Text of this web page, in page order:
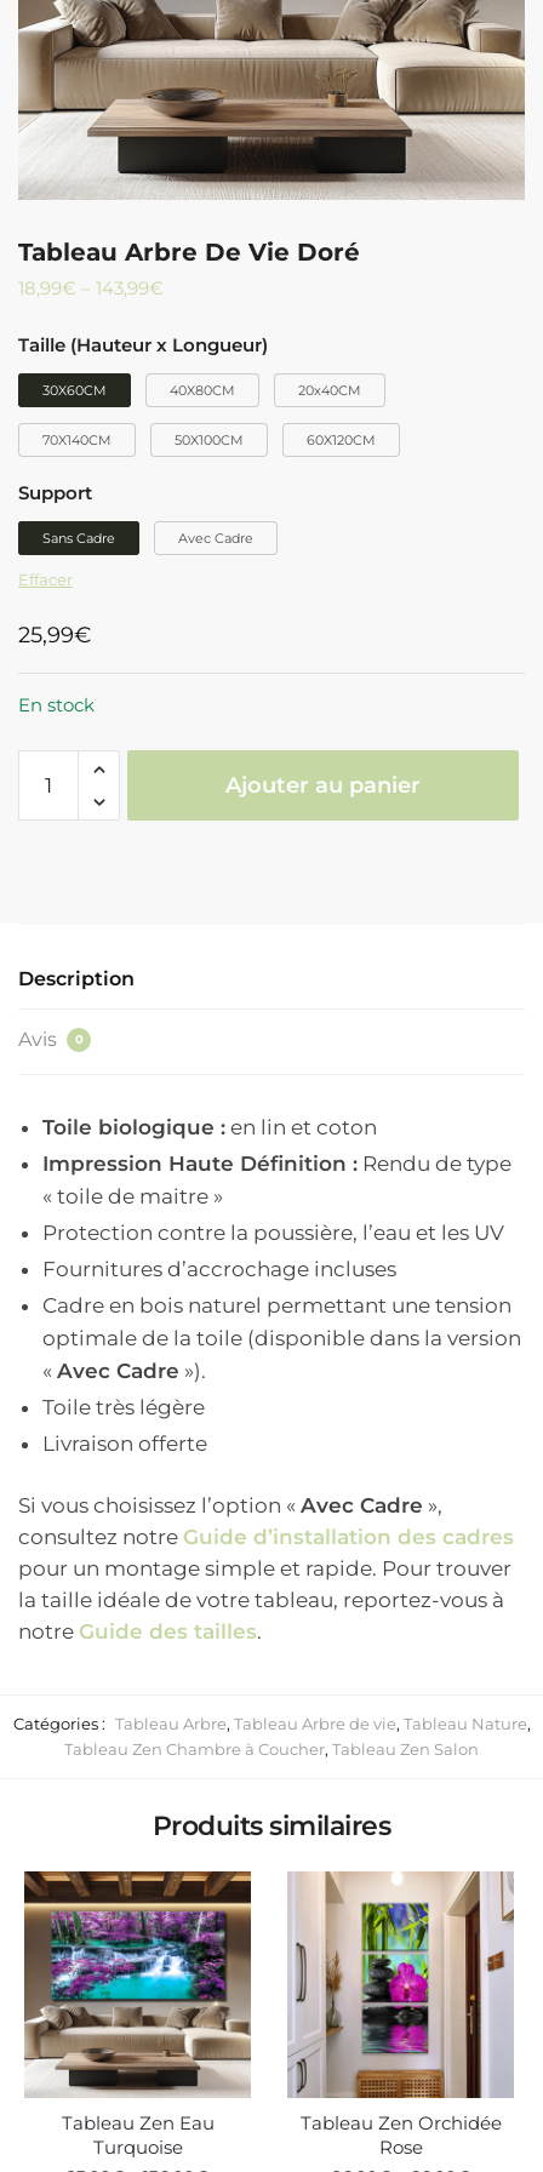
Tableau Arbre De Vie Doré
18,99€ – 143,99€
Taille (Hauteur x Longueur)
30X60CM 40X80CM 20x40CM
70X140CM 50X100CM 60X120CM
Support
Sans Cadre Avec Cadre
Effacer
25,99€
En stock
Tableau
Ajouter au panier
Description
Avis 0
Toile biologique : en lin et coton
Impression Haute Définition : Rendu de type
« toile de maitre »
Protection contre la poussière, l’eau et les UV
Fournitures d’accrochage incluses
Cadre en bois naturel permettant une tension
optimale de la toile (disponible dans la version
« Avec Cadre »).
Toile très légère
Livraison offerte
Si vous choisissez l’option « Avec Cadre »,
consultez notre Guide d’installation des cadres
pour un montage simple et rapide. Pour trouver
la taille idéale de votre tableau, reportez-vous à
notre Guide des tailles.
Catégories : Tableau Arbre, Tableau Arbre de vie, Tableau Nature,
Tableau Zen Chambre à Coucher, Tableau Zen Salon
Produits similaires
Tableau Zen Eau
Turquoise
Tableau Zen Orchidée
Rose